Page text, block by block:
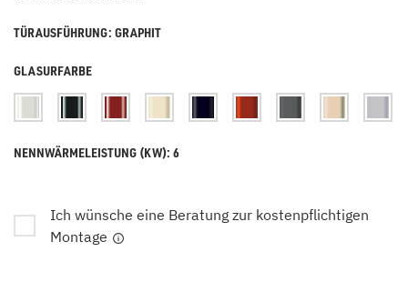
TÜRAUSFÜHRUNG: GRAPHIT
GLASURFARBE
NENNWÄRMELEISTUNG (KW): 6
Ich wünsche eine Beratung zur kostenpflichtigen
Montage